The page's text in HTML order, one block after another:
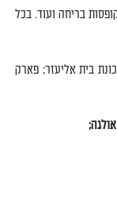
בריחה ועוד.בכל
בית אליעזר;פארק
;